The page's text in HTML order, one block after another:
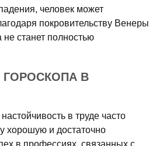
человек может
покровительству Венеры
не станет полностью
ГОРОСКОПА В
в труде часто
хорошую и достаточно
в профессиях, связанных с